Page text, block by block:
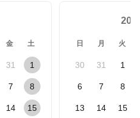
金 土
31 1
7 8
14 15
日 月 火
30 31 1
6 7 8
13 14 15